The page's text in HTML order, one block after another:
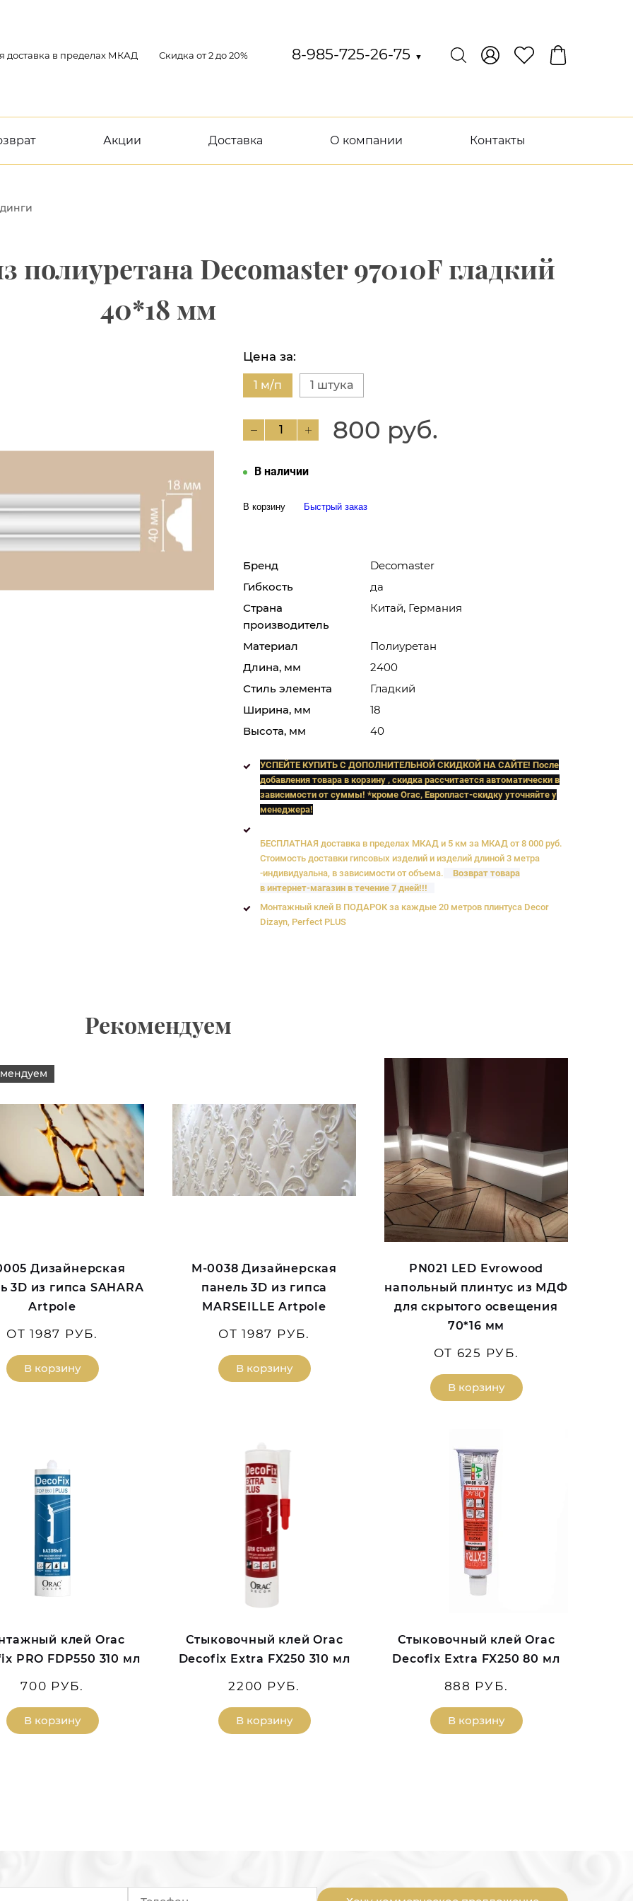
доставка в пределах МКАД Скидка от 2 до 20% 8-985-725-26-75 ▼
Акции Доставка О компании Контакты
полиуретана Decomaster 97010F гладкий
40*18 мм
Цена за:
1 м/п 1 штука
800 руб.
В наличии
В корзину Быстрый заказ
Бренд
Decomaster
Гибкость
да
Страна
производитель
Китай, Германия
Материал
Полиуретан
Длина, мм
2400
Стиль элемента
Гладкий
Ширина, мм
18
Высота, мм
40
УСПЕЙТЕ КУПИТЬ C ДОПОЛНИТЕЛЬНОЙ СКИДКОЙ НА САЙТЕ! После
добавления товара в корзину , скидка рассчитается автоматически в
зависимости от суммы! *кроме Orac, Европласт-скидку уточняйте у
менеджера!
БЕСПЛАТНАЯ доставка в пределах МКАД и 5 км за МКАД от 8 000 руб.
Стоимость доставки гипсовых изделий и изделий длиной 3 метра
-индивидуальна, в зависимости от объема.
Возврат товара
в интернет-магазин в течение 7 дней!!!
Монтажный клей В ПОДАРОК за каждые 20 метров плинтуса Decor
Dizayn, Perfect PLUS
Рекомендуем
Дизайнерская
3D из гипса SAHARA
Artpole
ОТ 1987 РУБ.
В корзину
M-0038 Дизайнерская
панель 3D из гипса
MARSEILLE Artpole
ОТ 1987 РУБ.
В корзину
PN021 LED Evrowood
напольный плинтус из МДФ
для скрытого освещения
70*16 мм
ОТ 625 РУБ.
В корзину
клей Orac
PRO FDP550 310 мл
700 РУБ.
В корзину
Стыковочный клей Orac
Decofix Extra FX250 310 мл
2200 РУБ.
В корзину
Стыковочный клей Orac
Decofix Extra FX250 80 мл
888 РУБ.
В корзину